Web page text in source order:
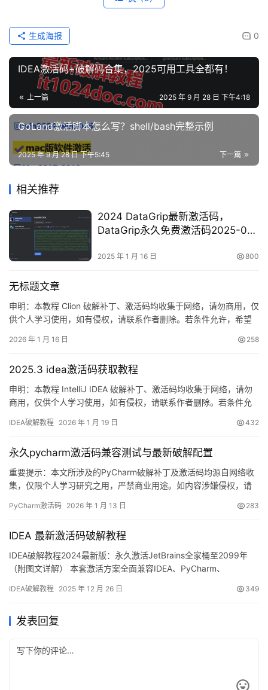
0
生成海报
IDEA激活码+破解码合集，2025可用工具全都有！
上一篇 2025 年 9 月 28 日 下午4:18
GoLand激活脚本怎么写？shell/bash完整示例
下一篇
2025 年 9 月 28 日 下午5:45
相关推荐
2024 DataGrip最新激活码，
DataGrip永久免费激活码2025-01-
2025 年 1 月 16 日 800
无标题文章
申明：本教程 Clion 破解补丁、激活码均收集于网络，请勿商用，仅
供个人学习使用，如有侵权，请联系作者删除。若条件允许，希望
适用于 Windows、Mac 和 Linux 系统。本文将详细介绍如何通过破
么操作系统。都给…
2026 年 1 月 16 日 258
2025.3 idea激活码获取教程
申明：本教程 IntelliJ IDEA 破解补丁、激活码均收集于网络，请勿
商用，仅供个人学习使用，如有侵权，请联系作者删除。若条件允
能强大，适用于 Windows、Mac 和 Linux 系统。本文将详细介绍如
版本、什么…
IDEA破解教程 2026 年 1 月 19 日 432
永久pycharm激活码兼容测试与最新破解配置
重要提示：本文所涉及的PyCharm破解补丁及激活码均源自网络收
集，仅限个人学习研究之用，严禁商业用途。如内容涉嫌侵权，请
JetBrains公司出品的一款功能强大的集成开发环境，支持
现永久激活的完整流程。 本教程适用于所有操作系…
PyCharm激活码 2026 年 1 月 13 日 283
IDEA 最新激活码破解教程
IDEA破解教程2024最新版：永久激活JetBrains全家桶至2099年
（附图文详解） 本套激活方案全面兼容IDEA、PyCharm、
用！ 话不多说，先展示最新版IDEA破解成功的实况截图，激活有效
把手教你完成I…
IDEA破解教程 2025 年 12 月 26 日 349
发表回复